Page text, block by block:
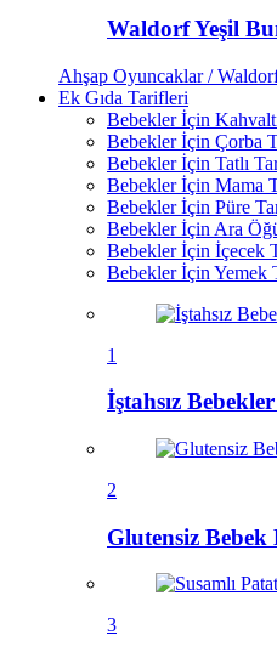
Waldorf Yeşil
Ahşap Oyuncaklar /
Ek Gıda Tarifleri
Bebekler İçin
Bebekler İçin Çorba
Bebekler İçin Tatlı
Bebekler İçin Mama
Bebekler İçin Püre
Bebekler İçin Ara
Bebekler İçin İçecek
Bebekler İçin Yemek
1
İştahsız
2
Glutensiz Bebek
3